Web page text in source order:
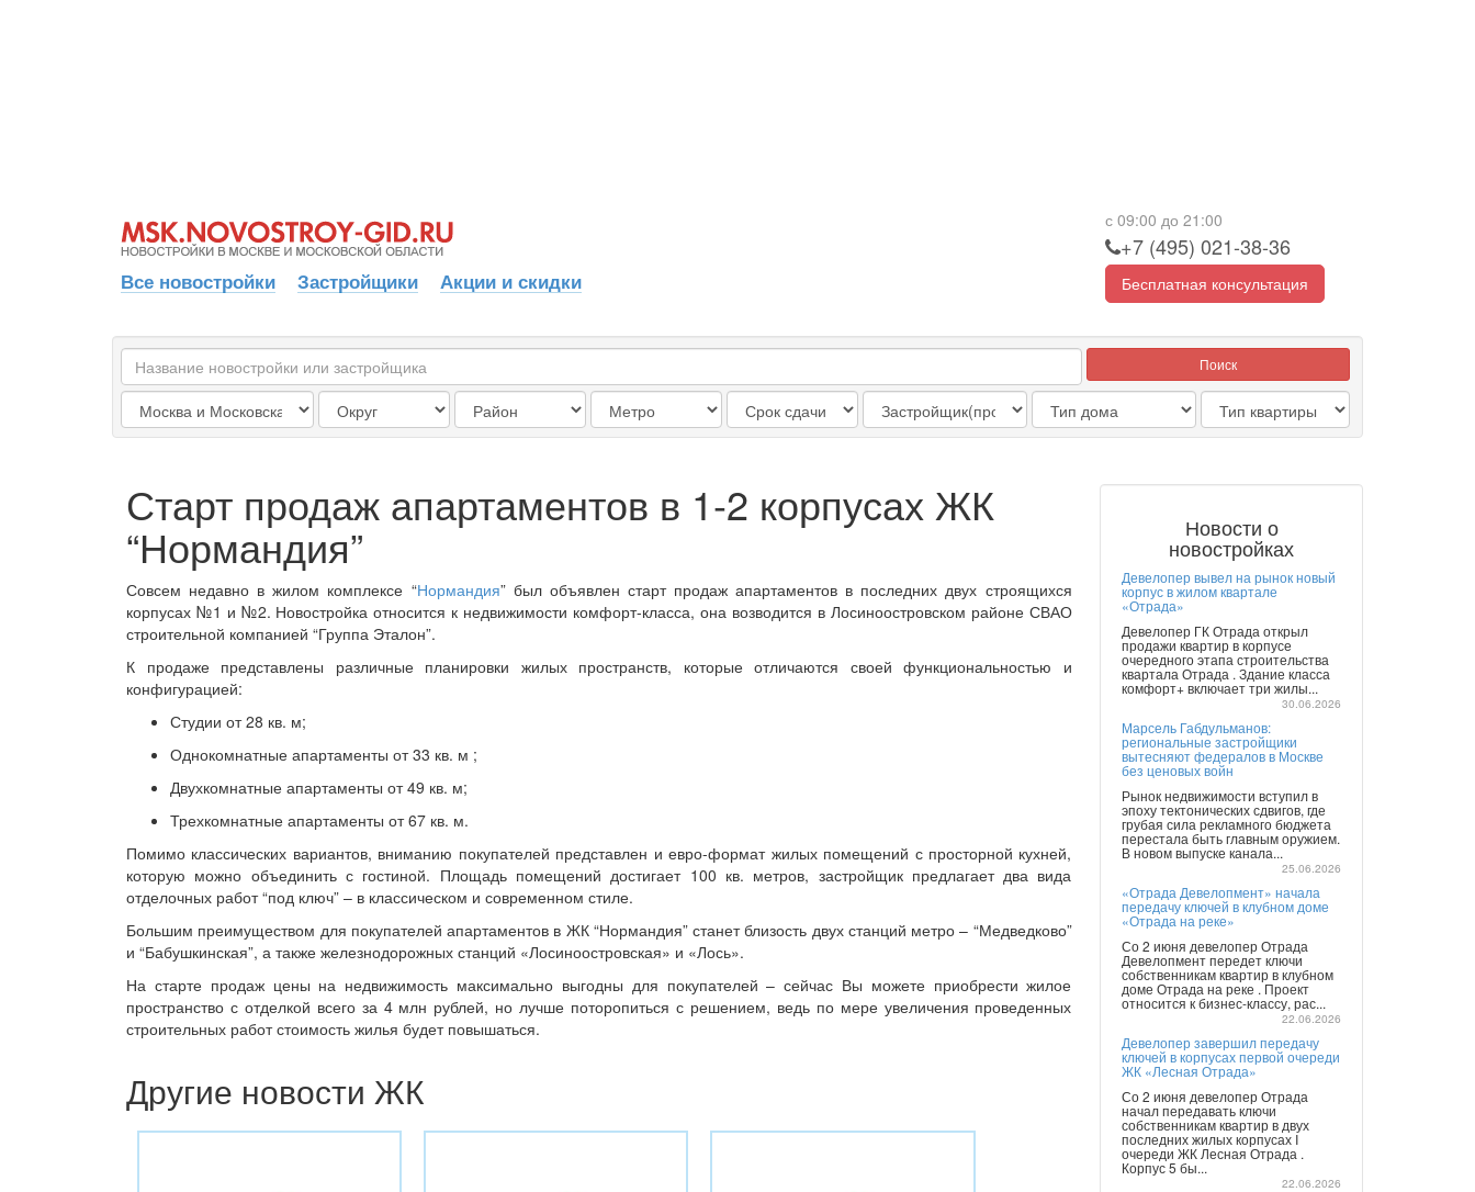
Все новостройки Застройщики Акции и скидки
с 09:00 до 21:00
+7 (495) 021-38-36
Бесплатная консультация
Поиск
Старт продаж апартаментов в 1-2 корпусах ЖК
“Нормандия”
Совсем недавно в жилом комплексе “Нормандия” был объявлен старт продаж апартаментов в последних двух строящихся
корпусах №1 и №2. Новостройка относится к недвижимости комфорт-класса, она возводится в Лосиноостровском районе СВАО
строительной компанией “Группа Эталон”.
К продаже представлены различные планировки жилых пространств, которые отличаются своей функциональностью и
конфигурацией:
Студии от 28 кв. м;
Однокомнатные апартаменты от 33 кв. м ;
Двухкомнатные апартаменты от 49 кв. м;
Трехкомнатные апартаменты от 67 кв. м.
Помимо классических вариантов, вниманию покупателей представлен и евро-формат жилых помещений с просторной кухней,
которую можно объединить с гостиной. Площадь помещений достигает 100 кв. метров, застройщик предлагает два вида
отделочных работ “под ключ” – в классическом и современном стиле.
Большим преимуществом для покупателей апартаментов в ЖК “Нормандия” станет близость двух станций метро – “Медведково”
и “Бабушкинская”, а также железнодорожных станций «Лосиноостровская» и «Лось».
На старте продаж цены на недвижимость максимально выгодны для покупателей – сейчас Вы можете приобрести жилое
пространство с отделкой всего за 4 млн рублей, но лучше поторопиться с решением, ведь по мере увеличения проведенных
строительных работ стоимость жилья будет повышаться.
Другие новости ЖК
Новости о
новостройках
Девелопер вывел на рынок новый
корпус в жилом квартале
«Отрада»
Девелопер ГК Отрада открыл
продажи квартир в корпусе
очередного этапа строительства
квартала Отрада . Здание класса
комфорт+ включает три жилы...
30.06.2026
Марсель Габдульманов:
региональные застройщики
вытесняют федералов в Москве
без ценовых войн
Рынок недвижимости вступил в
эпоху тектонических сдвигов, где
грубая сила рекламного бюджета
перестала быть главным оружием.
В новом выпуске канала...
25.06.2026
«Отрада Девелопмент» начала
передачу ключей в клубном доме
«Отрада на реке»
Со 2 июня девелопер Отрада
Девелопмент передет ключи
собственникам квартир в клубном
доме Отрада на реке . Проект
относится к бизнес-классу, рас...
22.06.2026
Девелопер завершил передачу
ключей в корпусах первой очереди
ЖК «Лесная Отрада»
Со 2 июня девелопер Отрада
начал передавать ключи
собственникам квартир в двух
последних жилых корпусах I
очереди ЖК Лесная Отрада .
Корпус 5 бы...
22.06.2026